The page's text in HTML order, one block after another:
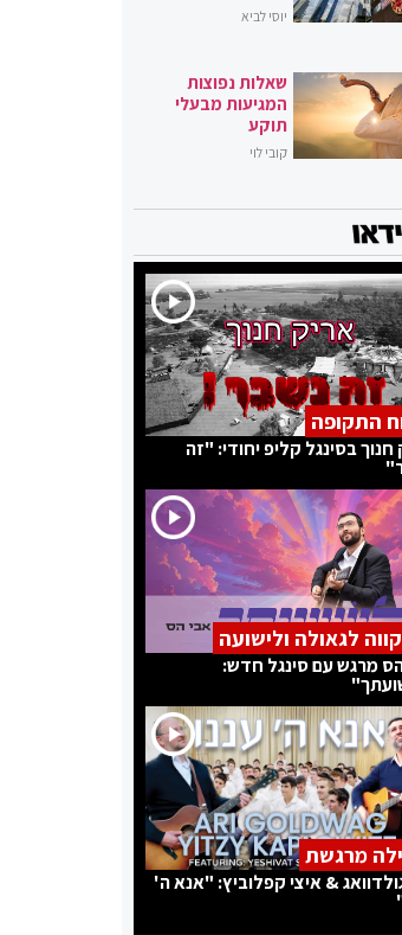
יוסי לביא
שאלות נפוצות
המגיעות מבעלי
תוקע
קובי לוי
התקופה
חנוך בסינגל קליפ יחודי: "זה
לגאולה ולישועה
מרגש עם סינגל חדש:
מרגשת
& איצי קפלוביץ: "אנא ה'